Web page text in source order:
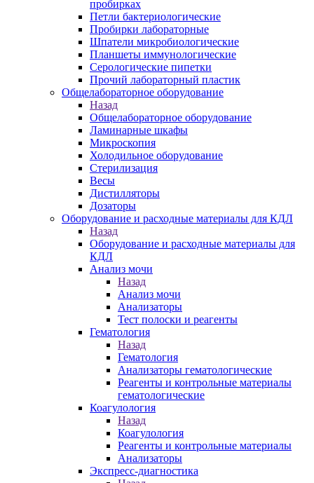
пробирках
Петли бактериологические
Пробирки лабораторные
Шпатели микробиологические
Планшеты иммунологические
Серологические пипетки
Прочий лабораторный пластик
Общелабораторное оборудование
Назад
Общелабораторное оборудование
Ламинарные шкафы
Микроскопия
Холодильное оборудование
Стерилизация
Весы
Дистилляторы
Дозаторы
Оборудование и расходные материалы для КДЛ
Назад
Оборудование и расходные материалы для
КДЛ
Анализ мочи
Назад
Анализ мочи
Анализаторы
Тест полоски и реагенты
Гематология
Назад
Гематология
Анализаторы гематологические
Реагенты и контрольные материалы
гематологические
Коагулология
Назад
Коагулология
Реагенты и контрольные материалы
Анализаторы
Экспресс-диагностика